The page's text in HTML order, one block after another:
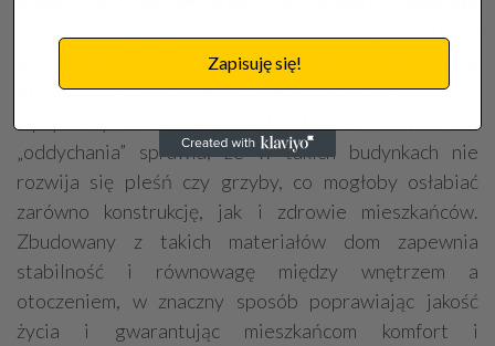
mikroklimatu. Drewno to bodaj jedyny z materiałów
budowlanych, którego się nie wytwarza, a jedynie
przetwarza, co ma swoje daleko idące konsekwencje.
„oddychania” sprawia, że w takich budynkach nie
rozwija się pleśń czy grzyby, co mogłoby osłabiać
zarówno konstrukcję, jak i zdrowie mieszkańców.
Zbudowany z takich materiałów dom zapewnia
stabilność i równowagę między wnętrzem a
otoczeniem, w znaczny sposób poprawiając jakość
życia i gwarantując mieszkańcom komfort i
Zapisuję się!